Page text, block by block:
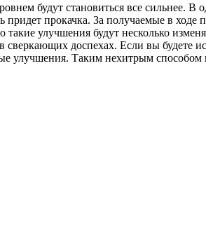
будут становиться все сильнее. В
прокачка. За получаемые в ходе
улучшения будут несколько
доспехах. Если вы будете
улучшения. Таким нехитрым